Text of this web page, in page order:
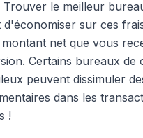
le meilleur
d'économiser sur ces
montant net que vous
Certains bureaux de
peuvent dissimuler
dans les
!